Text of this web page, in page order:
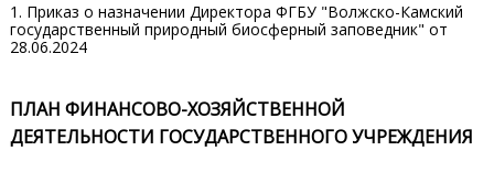
1. Приказ о назначении Директора ФГБУ "Волжско-Камский
государственный природный биосферный заповедник" от
28.06.2024
ПЛАН ФИНАНСОВО-ХОЗЯЙСТВЕННОЙ
ДЕЯТЕЛЬНОСТИ ГОСУДАРСТВЕННОГО УЧРЕЖДЕНИЯ